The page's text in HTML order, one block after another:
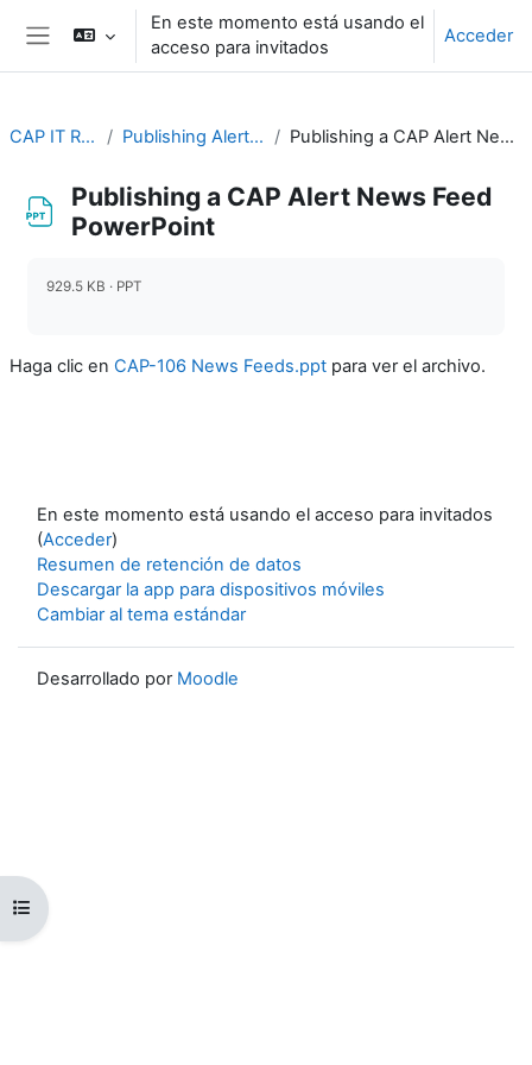
Salta al contenido principal
Panel lateral
En este momento está usando el
acceso para invitados
Acceder
Abrir índice del curso
CAP IT Resource Publishing Alert News Feeds Publishing a CAP Alert News Feed PowerPoint
Publishing a CAP Alert News Feed
PowerPoint
929.5 KB · PPT
Haga clic en CAP-106 News Feeds.ppt para ver el archivo.
En este momento está usando el acceso para invitados
(Acceder)
Resumen de retención de datos
Descargar la app para dispositivos móviles
Cambiar al tema estándar
Desarrollado por Moodle